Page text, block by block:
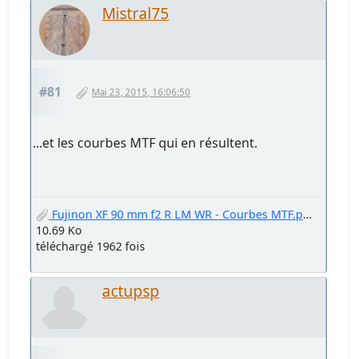
Mistral75
#81 Mai 23, 2015, 16:06:50
...et les courbes MTF qui en résultent.
Fujinon XF 90 mm f2 R LM WR - Courbes MTF.png
10.69 Ko
téléchargé 1962 fois
actupsp